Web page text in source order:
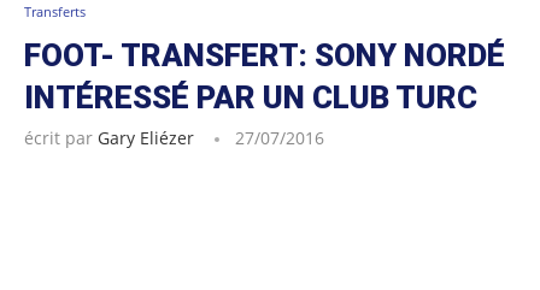
Transferts
FOOT- TRANSFERT: SONY NORDÉ
INTÉRESSÉ PAR UN CLUB TURC
écrit par Gary Eliézer 27/07/2016